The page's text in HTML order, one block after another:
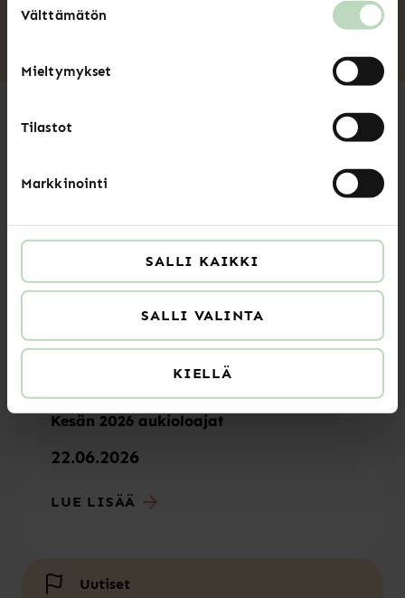
valinta
Välttämätön
Mieltymykset
Tilastot
Markkinointi
SALLI KAIKKI
SALLI VALINTA
KIELLÄ
Tutustu asiantuntijoidemme tuoreisiin artikkeleihin,
Specian toiminnasta, tai löydä juuri sinulle sopiva
koulutus työelämäsi tueksi.
Kesän 2026 aukioloajat
22.06.2026
LUE LISÄÄ
Uutiset